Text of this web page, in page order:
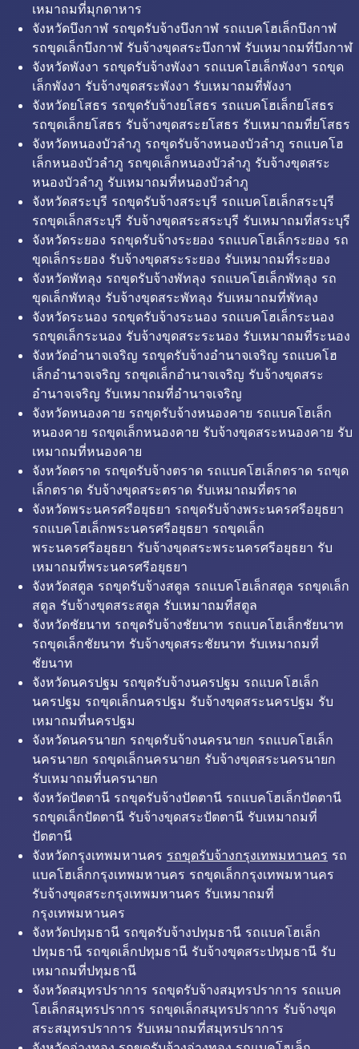
เหมาถมที่มุกดาหาร
จังหวัดบึงกาฬ รถขุดรับจ้างบึงกาฬ รถแบคโฮเล็กบึงกาฬ
รถขุดเล็กบึงกาฬ รับจ้างขุดสระบึงกาฬ รับเหมาถมที่บึงกาฬ
จังหวัดพังงา รถขุดรับจ้างพังงา รถแบคโฮเล็กพังงา รถขุด
เล็กพังงา รับจ้างขุดสระพังงา รับเหมาถมที่พังงา
จังหวัดยโสธร รถขุดรับจ้างยโสธร รถแบคโฮเล็กยโสธร
รถขุดเล็กยโสธร รับจ้างขุดสระยโสธร รับเหมาถมที่ยโสธร
จังหวัดหนองบัวลำภู รถขุดรับจ้างหนองบัวลำภู รถแบคโฮ
เล็กหนองบัวลำภู รถขุดเล็กหนองบัวลำภู รับจ้างขุดสระ
หนองบัวลำภู รับเหมาถมที่หนองบัวลำภู
จังหวัดสระบุรี รถขุดรับจ้างสระบุรี รถแบคโฮเล็กสระบุรี
รถขุดเล็กสระบุรี รับจ้างขุดสระสระบุรี รับเหมาถมที่สระบุรี
จังหวัดระยอง รถขุดรับจ้างระยอง รถแบคโฮเล็กระยอง รถ
ขุดเล็กระยอง รับจ้างขุดสระระยอง รับเหมาถมที่ระยอง
จังหวัดพัทลุง รถขุดรับจ้างพัทลุง รถแบคโฮเล็กพัทลุง รถ
ขุดเล็กพัทลุง รับจ้างขุดสระพัทลุง รับเหมาถมที่พัทลุง
จังหวัดระนอง รถขุดรับจ้างระนอง รถแบคโฮเล็กระนอง
รถขุดเล็กระนอง รับจ้างขุดสระระนอง รับเหมาถมที่ระนอง
จังหวัดอำนาจเจริญ รถขุดรับจ้างอำนาจเจริญ รถแบคโฮ
เล็กอำนาจเจริญ รถขุดเล็กอำนาจเจริญ รับจ้างขุดสระ
อำนาจเจริญ รับเหมาถมที่อำนาจเจริญ
จังหวัดหนองคาย รถขุดรับจ้างหนองคาย รถแบคโฮเล็ก
หนองคาย รถขุดเล็กหนองคาย รับจ้างขุดสระหนองคาย รับ
เหมาถมที่หนองคาย
จังหวัดตราด รถขุดรับจ้างตราด รถแบคโฮเล็กตราด รถขุด
เล็กตราด รับจ้างขุดสระตราด รับเหมาถมที่ตราด
จังหวัดพระนครศรีอยุธยา รถขุดรับจ้างพระนครศรีอยุธยา
รถแบคโฮเล็กพระนครศรีอยุธยา รถขุดเล็ก
พระนครศรีอยุธยา รับจ้างขุดสระพระนครศรีอยุธยา รับ
เหมาถมที่พระนครศรีอยุธยา
จังหวัดสตูล รถขุดรับจ้างสตูล รถแบคโฮเล็กสตูล รถขุดเล็ก
สตูล รับจ้างขุดสระสตูล รับเหมาถมที่สตูล
จังหวัดชัยนาท รถขุดรับจ้างชัยนาท รถแบคโฮเล็กชัยนาท
รถขุดเล็กชัยนาท รับจ้างขุดสระชัยนาท รับเหมาถมที่
ชัยนาท
จังหวัดนครปฐม รถขุดรับจ้างนครปฐม รถแบคโฮเล็ก
นครปฐม รถขุดเล็กนครปฐม รับจ้างขุดสระนครปฐม รับ
เหมาถมที่นครปฐม
จังหวัดนครนายก รถขุดรับจ้างนครนายก รถแบคโฮเล็ก
นครนายก รถขุดเล็กนครนายก รับจ้างขุดสระนครนายก
รับเหมาถมที่นครนายก
จังหวัดปัตตานี รถขุดรับจ้างปัตตานี รถแบคโฮเล็กปัตตานี
รถขุดเล็กปัตตานี รับจ้างขุดสระปัตตานี รับเหมาถมที่
ปัตตานี
จังหวัดกรุงเทพมหานคร รถขุดรับจ้างกรุงเทพมหานคร รถ
แบคโฮเล็กกรุงเทพมหานคร รถขุดเล็กกรุงเทพมหานคร
รับจ้างขุดสระกรุงเทพมหานคร รับเหมาถมที่
กรุงเทพมหานคร
จังหวัดปทุมธานี รถขุดรับจ้างปทุมธานี รถแบคโฮเล็ก
ปทุมธานี รถขุดเล็กปทุมธานี รับจ้างขุดสระปทุมธานี รับ
เหมาถมที่ปทุมธานี
จังหวัดสมุทรปราการ รถขุดรับจ้างสมุทรปราการ รถแบค
โฮเล็กสมุทรปราการ รถขุดเล็กสมุทรปราการ รับจ้างขุด
สระสมุทรปราการ รับเหมาถมที่สมุทรปราการ